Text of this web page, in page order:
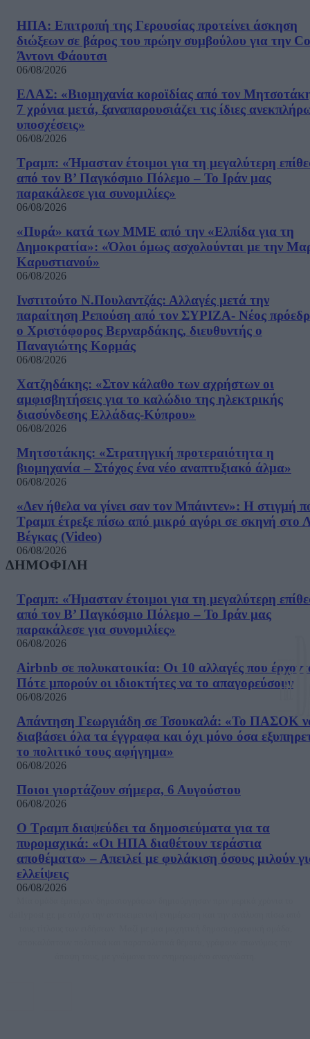
ΗΠΑ: Επιτροπή της Γερουσίας προτείνει άσκηση
διώξεων σε βάρος του πρώην συμβούλου για την
Άντονι Φάουτσι
06/08/2026
ΕΛΑΣ: «Βιομηχανία κοροϊδίας από τον
7 χρόνια μετά, ξαναπαρουσιάζει τις ίδιες
υποσχέσεις»
06/08/2026
Τραμπ: «Ήμασταν έτοιμοι για τη μεγαλύτερη
από τον Β’ Παγκόσμιο Πόλεμο – Το Ιράν μας
παρακάλεσε για συνομιλίες»
06/08/2026
«Πυρά» κατά των ΜΜΕ από την «Ελπίδα για τη
Δημοκρατία»: «Όλοι όμως ασχολούνται με την
Καρυστιανού»
06/08/2026
Ινστιτούτο Ν.Πουλαντζάς: Αλλαγές μετά την
παραίτηση Ρεπούση από τον ΣΥΡΙΖΑ- Νέος
ο Χριστόφορος Βερναρδάκης, διευθυντής ο
Παναγιώτης Κορμάς
06/08/2026
Χατζηδάκης: «Στον κάλαθο των αχρήστων οι
αμφισβητήσεις για το καλώδιο της ηλεκτρικής
διασύνδεσης Ελλάδας-Κύπρου»
06/08/2026
Μητσοτάκης: «Στρατηγική προτεραιότητα η
βιομηχανία – Στόχος ένα νέο αναπτυξιακό άλμα»
06/08/2026
«Δεν ήθελα να γίνει σαν τον Μπάιντεν»: Η στιγμή
Τραμπ έτρεξε πίσω από μικρό αγόρι σε σκηνή στο
Βέγκας (Video)
06/08/2026
ΔΗΜΟΦΙΛΗ
Τραμπ: «Ήμασταν έτοιμοι για τη μεγαλύτερη
από τον Β’ Παγκόσμιο Πόλεμο – Το Ιράν μας
παρακάλεσε για συνομιλίες»
06/08/2026
Airbnb σε πολυκατοικία: Οι 10 αλλαγές που
Πότε μπορούν οι ιδιοκτήτες να το απαγορεύσουν
06/08/2026
Απάντηση Γεωργιάδη σε Τσουκαλά: «Το ΠΑΣΟΚ
διαβάσει όλα τα έγγραφα και όχι μόνο όσα
το πολιτικό τους αφήγημα»
06/08/2026
Ποιοι γιορτάζουν σήμερα, 6 Αυγούστου
06/08/2026
Ο Τραμπ διαψεύδει τα δημοσιεύματα για τα
πυρομαχικά: «Οι ΗΠΑ διαθέτουν τεράστια
αποθέματα» – Απειλεί με φυλάκιση όσους μιλούν
ελλείψεις
06/08/2026